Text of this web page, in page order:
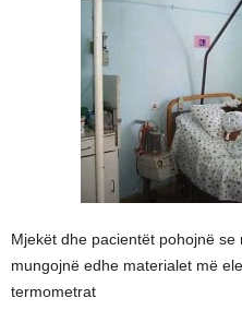
Mjekët dhe pacientët pohojnë se
mungojnë edhe materialet më
termometrat